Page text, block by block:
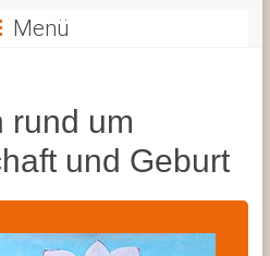
Menü
rund um
und Geburt